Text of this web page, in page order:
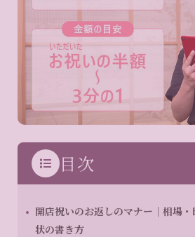
目次
開店祝いのお返しのマナー｜相場
状の書き方